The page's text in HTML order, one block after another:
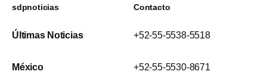
sdpnoticias
Últimas Noticias
México
Contacto
+52-55-5538-5518
+52-55-5530-8671